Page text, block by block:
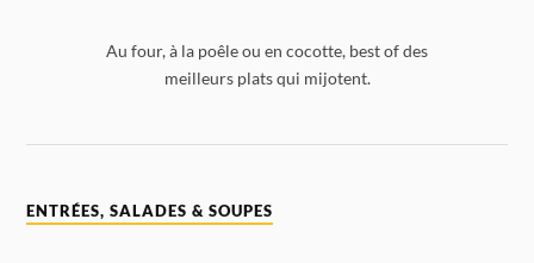
Au four, à la poêle ou en cocotte, best of des
meilleurs plats qui mijotent.
ENTRÉES, SALADES & SOUPES